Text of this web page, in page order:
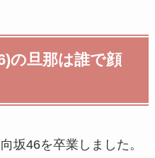
の旦那は誰で顔
坂46を卒業しました。